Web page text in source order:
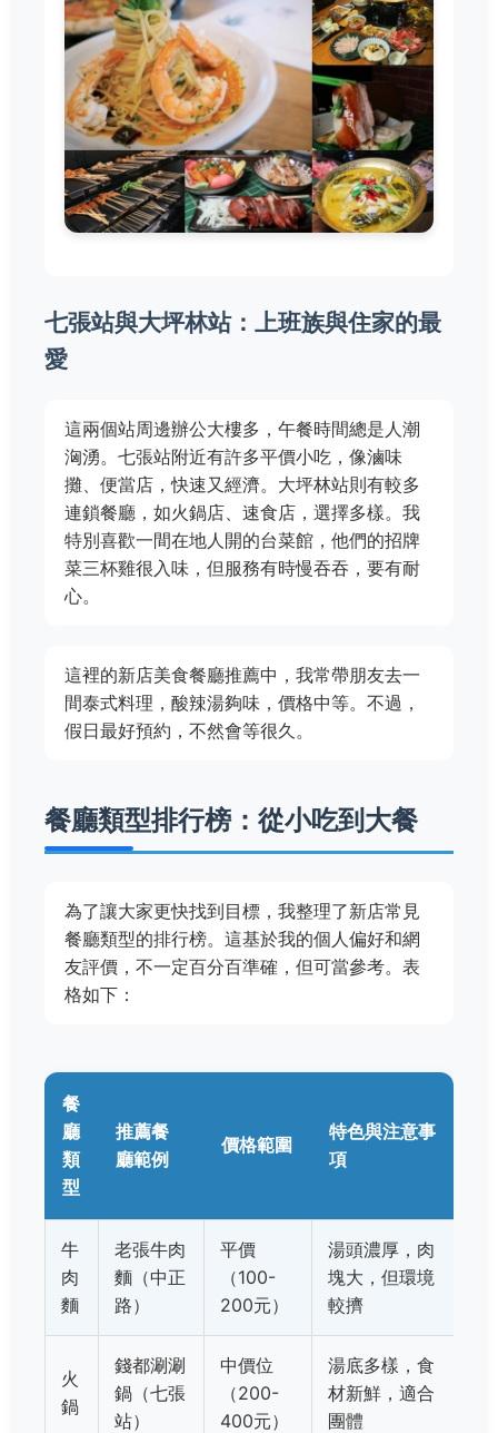
七張站與大坪林站：上班族與住家的最
愛
這兩個站周邊辦公大樓多，午餐時間總是人潮
洶湧。七張站附近有許多平價小吃，像滷味
攤、便當店，快速又經濟。大坪林站則有較多
連鎖餐廳，如火鍋店、速食店，選擇多樣。我
特別喜歡一間在地人開的台菜館，他們的招牌
菜三杯雞很入味，但服務有時慢吞吞，要有耐
心。
這裡的新店美食餐廳推薦中，我常帶朋友去一
間泰式料理，酸辣湯夠味，價格中等。不過，
假日最好預約，不然會等很久。
餐廳類型排行榜：從小吃到大餐
為了讓大家更快找到目標，我整理了新店常見
餐廳類型的排行榜。這基於我的個人偏好和網
友評價，不一定百分百準確，但可當參考。表
格如下：
餐
廳
類
型
推薦餐
廳範例
價格範圍
特色與注意事
項
牛
肉
麵
老張牛肉
麵（中正
路）
平價
（100-
200元）
湯頭濃厚，肉
塊大，但環境
較擠
火
鍋
錢都涮涮
鍋（七張
站）
中價位
（200-
400元）
湯底多樣，食
材新鮮，適合
團體